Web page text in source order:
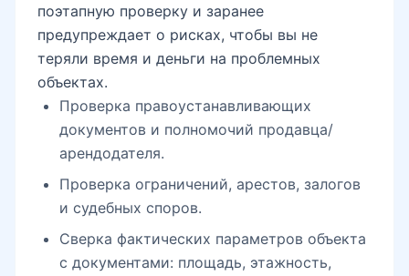
поэтапную проверку и заранее
предупреждает о рисках, чтобы вы не
теряли время и деньги на проблемных
объектах.
Проверка правоустанавливающих
документов и полномочий продавца/
арендодателя.
Проверка ограничений, арестов, залогов
и судебных споров.
Сверка фактических параметров объекта
с документами: площадь, этажность,